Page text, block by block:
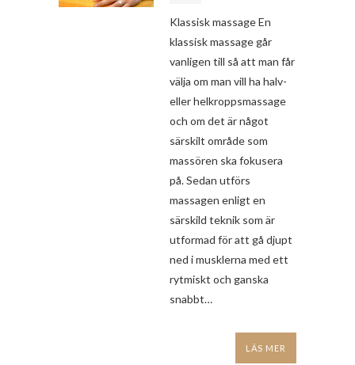
Klassisk massage En
klassisk massage går
vanligen till så att man får
välja om man vill ha halv-
eller helkroppsmassage
och om det är något
särskilt område som
massören ska fokusera
på. Sedan utförs
massagen enligt en
särskild teknik som är
utformad för att gå djupt
ned i musklerna med ett
rytmiskt och ganska
snabbt…
LÄS MER